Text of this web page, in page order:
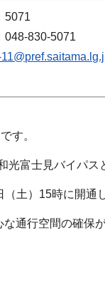
5071
048-830-5071
す。
富士見バイパス
土）15時に開通
通行空間の確保が